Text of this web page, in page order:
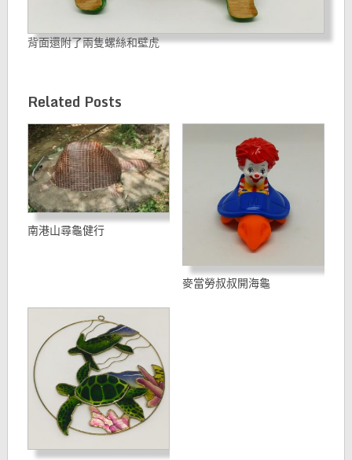
背面還附了兩隻螺絲和壁虎
Related Posts
南港山尋龜健行
麥當勞叔叔開海龜